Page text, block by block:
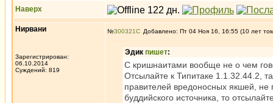
Наверх
Нирвани
Зарегистрирован:
06.10.2014
Суждений: 819
№300321 Добавлено: Пт 04 Ноя 16, 16:55 (10 лет
Эдик пишет:
С кришнаитами вообще не о чем
Отсылайте к Типитаке 1.1.32.44.2,
правителей вредоносных якшей, не
буддийского источника, то